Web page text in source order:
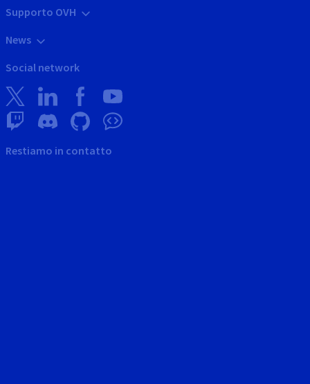
Supporto OVH
News
Social network
Restiamo in contatto